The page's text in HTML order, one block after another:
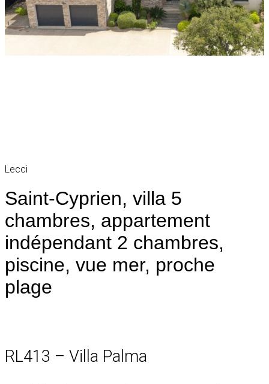
Lecci
Saint-Cyprien, villa 5
chambres, appartement
indépendant 2 chambres,
piscine, vue mer, proche
plage
RL413 – Villa Palma